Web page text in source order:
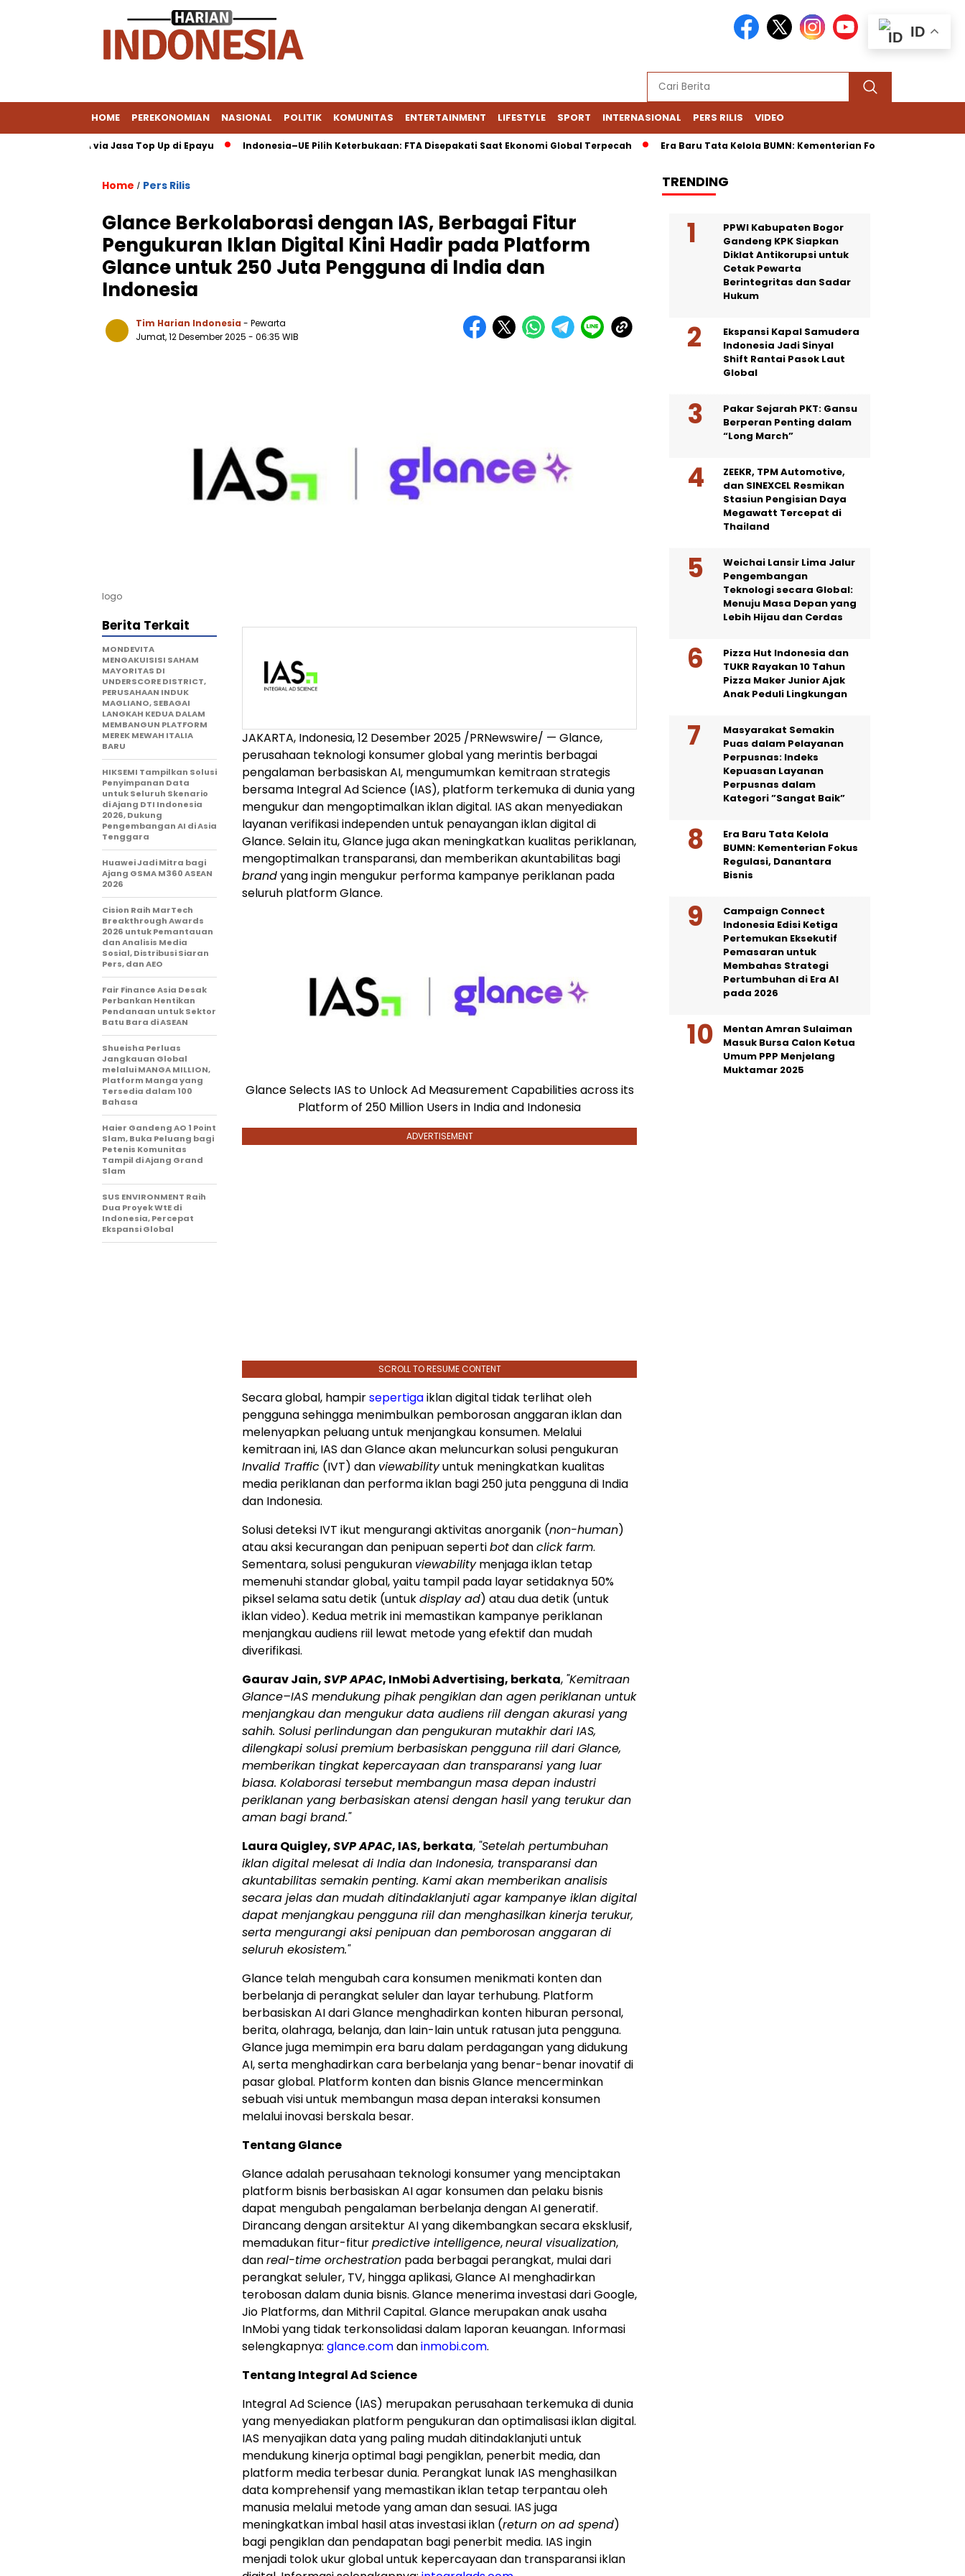
HOME PEREKONOMIAN NASIONAL POLITIK KOMUNITAS ENTERTAINMENT LIFESTYLE SPORT INTERNASIONAL PERS RILIS VIDEO
DANA via Jasa Top Up di Epayu Indonesia–UE Pilih Keterbukaan: FTA Disepakati Saat Ekonomi Global Terpecah Era Baru Tata Kelola BUMN: Kementerian Fokus Regulasi,
Home / Pers Rilis
Glance Berkolaborasi dengan IAS, Berbagai Fitur
Pengukuran Iklan Digital Kini Hadir pada Platform
Glance untuk 250 Juta Pengguna di India dan
Indonesia
Tim Harian Indonesia - Pewarta
Jumat, 12 Desember 2025 - 06:35 WIB
logo
JAKARTA, Indonesia, 12 Desember 2025 /PRNewswire/ — Glance,
perusahaan teknologi konsumer global yang merintis berbagai
pengalaman berbasiskan AI, mengumumkan kemitraan strategis
bersama Integral Ad Science (IAS), platform terkemuka di dunia yang
mengukur dan mengoptimalkan iklan digital. IAS akan menyediakan
layanan verifikasi independen untuk penayangan iklan digital di
Glance. Selain itu, Glance juga akan meningkatkan kualitas periklanan,
mengoptimalkan transparansi, dan memberikan akuntabilitas bagi
brandyang ingin mengukur performa kampanye periklanan pada
seluruh platform Glance.
Glance Selects IAS to Unlock Ad Measurement Capabilities across its
Platform of 250 Million Users in India and Indonesia
ADVERTISEMENT
SCROLL TO RESUME CONTENT
Secara global, hampirsepertigaiklan digital tidak terlihat oleh
pengguna sehingga menimbulkan pemborosan anggaran iklan dan
melenyapkan peluang untuk menjangkau konsumen. Melalui
kemitraan ini, IAS dan Glance akan meluncurkan solusi pengukuran
Invalid Traffic (IVT) dan viewabilityuntuk meningkatkan kualitas
media periklanan dan performa iklan bagi 250 juta pengguna di India
dan Indonesia.
Solusideteksi IVT ikut mengurangi aktivitas anorganik (non-human)
atau aksi kecurangan dan penipuan sepertibotdanclick farm.
Sementara, solusi pengukuran viewabilitymenjaga iklan tetap
memenuhi standar global, yaitu tampil pada layar setidaknya 50%
piksel selama satu detik (untukdisplay ad) atau dua detik (untuk
iklan video). Kedua metrik ini memastikan kampanye periklanan
menjangkau audiens riil lewat metode yang efektif dan mudah
diverifikasi.
Gaurav Jain,SVP APAC, InMobi Advertising, berkata, "Kemitraan
Glance–IAS mendukung pihak pengiklan dan agen periklanan untuk
menjangkau dan mengukur data audiens riil dengan akurasi yang
sahih. Solusi perlindungan dan pengukuran mutakhir dari IAS,
dilengkapi solusi premium berbasiskan pengguna riil dari Glance,
memberikan tingkat kepercayaan dan transparansi yang luar
biasa. Kolaborasi tersebut membangun masa depan industri
periklanan yang berbasiskan atensi dengan hasil yang terukur dan
aman bagi brand."
Laura Quigley,SVP APAC, IAS, berkata, "Setelah pertumbuhan
iklan digital melesat di India dan Indonesia, transparansi dan
akuntabilitas semakin penting. Kami akan memberikan analisis
secara jelas dan mudah ditindaklanjuti agar kampanye iklan digital
dapat menjangkau pengguna riil dan menghasilkan kinerja terukur,
serta mengurangi aksi penipuan dan pemborosan anggaran di
seluruh ekosistem."
Glance telah mengubah cara konsumen menikmati konten dan
berbelanja di perangkat seluler dan layar terhubung. Platform
berbasiskan AI dari Glance menghadirkan konten hiburan personal,
berita, olahraga, belanja, dan lain-lain untuk ratusan juta pengguna.
Glance juga memimpin era baru dalam perdagangan yang didukung
AI, serta menghadirkan cara berbelanja yang benar-benar inovatif di
pasar global. Platform konten dan bisnis Glance mencerminkan
sebuah visi untuk membangun masa depan interaksi konsumen
melalui inovasi berskala besar.
Tentang Glance
Glance adalah perusahaan teknologi konsumer yang menciptakan
platform bisnis berbasiskan AI agar konsumen dan pelaku bisnis
dapat mengubah pengalaman berbelanja dengan AI generatif.
Dirancang dengan arsitektur AI yang dikembangkan secara eksklusif,
memadukan fitur-fiturpredictive intelligence,neural visualization,
danreal-time orchestration pada berbagai perangkat, mulai dari
perangkat seluler, TV, hingga aplikasi, Glance AI menghadirkan
terobosan dalam dunia bisnis. Glance menerima investasi dari Google,
Jio Platforms, dan Mithril Capital. Glance merupakan anak usaha
InMobi yang tidak terkonsolidasi dalam laporan keuangan. Informasi
selengkapnya: glance.comdaninmobi.com.
Tentang Integral Ad Science
Integral Ad Science (IAS) merupakan perusahaan terkemuka di dunia
yang menyediakan platform pengukuran dan optimalisasi iklan digital.
IAS menyajikan data yang paling mudah ditindaklanjuti untuk
mendukung kinerja optimal bagi pengiklan, penerbit media, dan
platform media terbesar dunia. Perangkat lunak IAS menghasilkan
data komprehensif yang memastikan iklan tetap terpantau oleh
manusia melalui metode yang aman dan sesuai. IAS juga
meningkatkan imbal hasil atas investasi iklan (return on ad spend)
bagi pengiklan dan pendapatan bagi penerbit media. IAS ingin
menjadi tolok ukur global untuk kepercayaan dan transparansi iklan
Berita Terkait
MONDEVITA
MENGAKUISISI SAHAM
MAYORITAS DI
UNDERSCORE DISTRICT,
PERUSAHAAN INDUK
MAGLIANO, SEBAGAI
LANGKAH KEDUA DALAM
MEMBANGUN PLATFORM
MEREK MEWAH ITALIA
BARU
HIKSEMI Tampilkan Solusi
Penyimpanan Data
untuk Seluruh Skenario
di Ajang DTI Indonesia
2026, Dukung
Pengembangan AI di Asia
Tenggara
Huawei Jadi Mitra bagi
Ajang GSMA M360 ASEAN
2026
Cision Raih MarTech
Breakthrough Awards
2026 untuk Pemantauan
dan Analisis Media
Sosial, Distribusi Siaran
Pers, dan AEO
Fair Finance Asia Desak
Perbankan Hentikan
Pendanaan untuk Sektor
Batu Bara di ASEAN
Shueisha Perluas
Jangkauan Global
melalui MANGA MILLION,
Platform Manga yang
Tersedia dalam 100
Bahasa
Haier Gandeng AO 1 Point
Slam, Buka Peluang bagi
Petenis Komunitas
Tampil di Ajang Grand
Slam
SUS ENVIRONMENT Raih
Dua Proyek WtE di
Indonesia, Percepat
Ekspansi Global
TRENDING
PPWI Kabupaten Bogor
Gandeng KPK Siapkan
Diklat Antikorupsi untuk
Cetak Pewarta
Berintegritas dan Sadar
Hukum
Ekspansi Kapal Samudera
Indonesia Jadi Sinyal
Shift Rantai Pasok Laut
Global
Pakar Sejarah PKT: Gansu
Berperan Penting dalam
“Long March”
ZEEKR, TPM Automotive,
dan SINEXCEL Resmikan
Stasiun Pengisian Daya
Megawatt Tercepat di
Thailand
Weichai Lansir Lima Jalur
Pengembangan
Teknologi secara Global:
Menuju Masa Depan yang
Lebih Hijau dan Cerdas
Pizza Hut Indonesia dan
TUKR Rayakan 10 Tahun
Pizza Maker Junior Ajak
Anak Peduli Lingkungan
Masyarakat Semakin
Puas dalam Pelayanan
Perpusnas: Indeks
Kepuasan Layanan
Perpusnas dalam
Kategori ”Sangat Baik”
Era Baru Tata Kelola
BUMN: Kementerian Fokus
Regulasi, Danantara
Bisnis
Campaign Connect
Indonesia Edisi Ketiga
Pertemukan Eksekutif
Pemasaran untuk
Membahas Strategi
Pertumbuhan di Era AI
pada 2026
Mentan Amran Sulaiman
Masuk Bursa Calon Ketua
Umum PPP Menjelang
Muktamar 2025
ID